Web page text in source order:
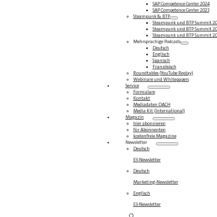
SAP Competence Center 2024
SAP Competence Center 2023
Steampunk & BTP
Steampunk und BTP Summit
Steampunk und BTP Summit
Steampunk und BTP Summit
Mehrsprachige Podcasts
Deutsch
Englisch
Spanisch
Französisch
Roundtables (YouTube Replay)
Webinare und Whitepapers
Service
Formulare
Kontakt
Mediadaten DACH
Media Kit (International)
Magazin
hier abonnieren
für Abonnenten
kostenfreie Magazine
Newsletter
Deutsch
E3-Newsletter
Deutsch
Marketing-Newsletter
Englisch
E3-Newsletter